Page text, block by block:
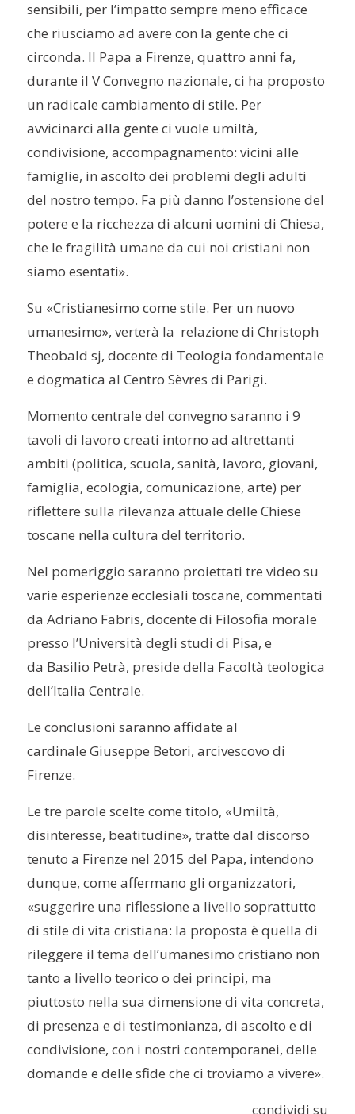
sensibili, per l’impatto sempre meno efficace
che riusciamo ad avere con la gente che ci
circonda. Il Papa a Firenze, quattro anni fa,
durante il V Convegno nazionale, ci ha proposto
un radicale cambiamento di stile. Per
avvicinarci alla gente ci vuole umiltà,
condivisione, accompagnamento: vicini alle
famiglie, in ascolto dei problemi degli adulti
del nostro tempo. Fa più danno l’ostensione del
potere e la ricchezza di alcuni uomini di Chiesa,
che le fragilità umane da cui noi cristiani non
siamo esentati».
Su «Cristianesimo come stile. Per un nuovo
umanesimo», verterà la relazione di Christoph
Theobald sj, docente di Teologia fondamentale
e dogmatica al Centro Sèvres di Parigi.
Momento centrale del convegno saranno i 9
tavoli di lavoro creati intorno ad altrettanti
ambiti (politica, scuola, sanità, lavoro, giovani,
famiglia, ecologia, comunicazione, arte) per
riflettere sulla rilevanza attuale delle Chiese
toscane nella cultura del territorio.
Nel pomeriggio saranno proiettati tre video su
varie esperienze ecclesiali toscane, commentati
da Adriano Fabris, docente di Filosofia morale
presso l’Università degli studi di Pisa, e
da Basilio Petrà, preside della Facoltà teologica
dell’Italia Centrale.
Le conclusioni saranno affidate al
cardinale Giuseppe Betori, arcivescovo di
Firenze.
Le tre parole scelte come titolo, «Umiltà,
disinteresse, beatitudine», tratte dal discorso
tenuto a Firenze nel 2015 del Papa, intendono
dunque, come affermano gli organizzatori,
«suggerire una riflessione a livello soprattutto
di stile di vita cristiana: la proposta è quella di
rileggere il tema dell’umanesimo cristiano non
tanto a livello teorico o dei principi, ma
piuttosto nella sua dimensione di vita concreta,
di presenza e di testimonianza, di ascolto e di
condivisione, con i nostri contemporanei, delle
domande e delle sfide che ci troviamo a vivere».
condividi su